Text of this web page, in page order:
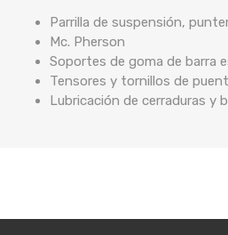
Parrilla de suspensión,
Mc. Pherson
Soportes de goma de barra
Tensores y tornillos de
Lubricación de cerraduras y